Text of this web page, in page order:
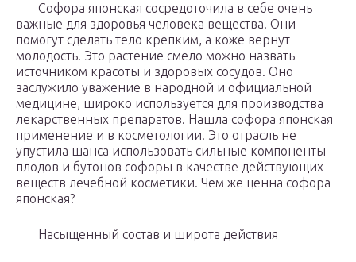
Софора японская сосредоточила в себе очень
важные для здоровья человека вещества. Они
помогут сделать тело крепким, а коже вернут
молодость. Это растение смело можно назвать
источником красоты и здоровых сосудов. Оно
заслужило уважение в народной и официальной
медицине, широко используется для производства
лекарственных препаратов. Нашла софора японская
применение и в косметологии. Это отрасль не
упустила шанса использовать сильные компоненты
плодов и бутонов софоры в качестве действующих
веществ лечебной косметики. Чем же ценна софора
японская?
Насыщенный состав и широта действия